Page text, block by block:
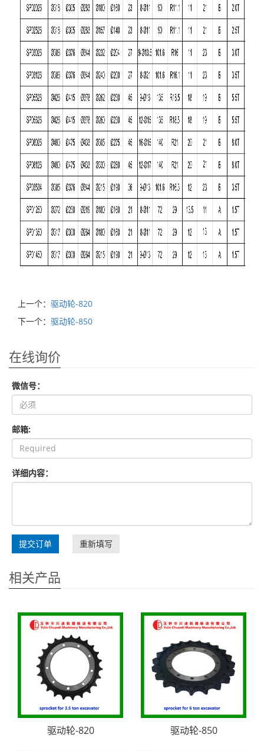
上一个： 驱动轮-820
下一个： 驱动轮-850
在线询价
微信号：
邮箱:
详细内容：
提交订单 重新填写
相关产品
驱动轮-820 驱动轮-850